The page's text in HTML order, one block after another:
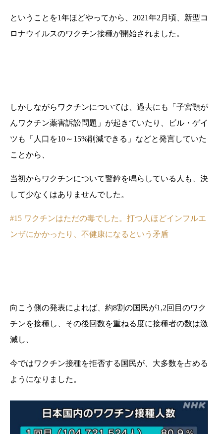
ということを1年ほどやってから、2021年2月頃、新型コ
ロナウイルスのワクチン接種が開始されました。
しかしながらワクチンについては、過去にも「子宮頸が
んワクチン薬害訴訟問題」が起きていたり、ビル・ゲイ
ツも「人口を10～15%削減できる」などと発言していた
ことから、
当初からワクチンについて警鐘を鳴らしている人も、決
して少なくはありませんでした。
#15 ワクチンはただの毒でした。打つ人ほどインフルエ
ンザにかかったり、不健康になるという矛盾
向こう側の発表によれば、約8割の国民が1,2回目のワク
チンを接種し、その後回数を重ねる度に接種者の数は激
減し、
今ではワクチン接種を拒否する国民が、大多数を占める
ようになりました。